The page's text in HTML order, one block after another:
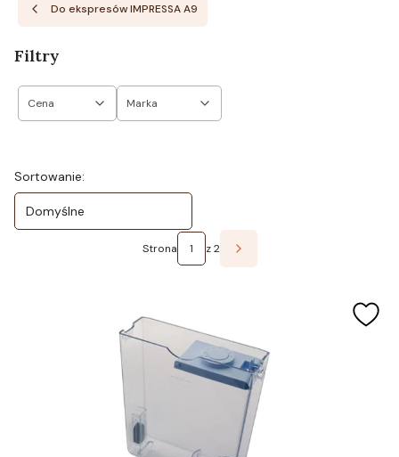
Do ekspresów IMPRESSA A9
Filtry
Cena Marka
Lista produktów
Sortowanie:
Domyślne
Strona z 2 Następne produkty